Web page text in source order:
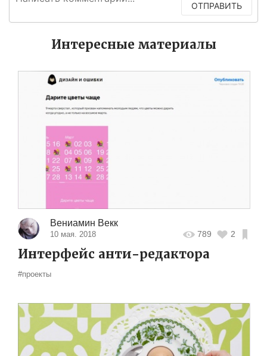
ОТПРАВИТЬ
Интересные материалы
Вениамин Векк
10 мая. 2018 789 2
Интерфейс анти-редактора
#проекты